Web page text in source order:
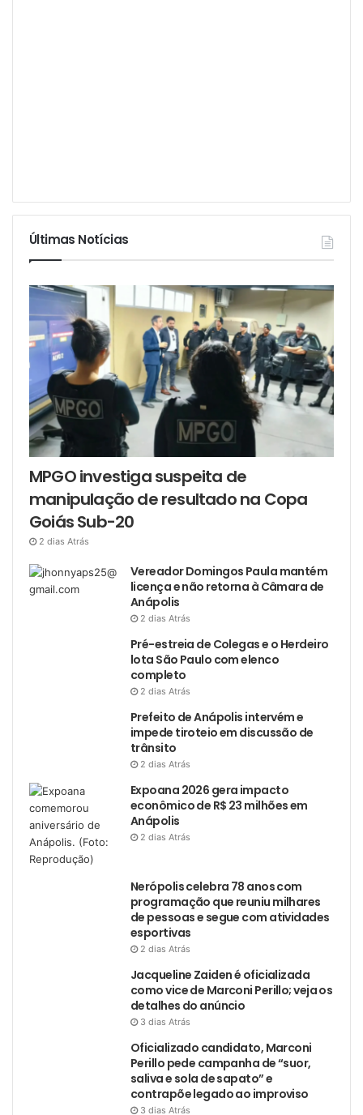
Últimas Notícias
MPGO investiga suspeita de
manipulação de resultado na Copa
Goiás Sub-20
2 dias Atrás
Vereador Domingos Paula mantém
licença e não retorna à Câmara de
Anápolis
2 dias Atrás
Pré-estreia de Colegas e o Herdeiro
lota São Paulo com elenco
completo
2 dias Atrás
Prefeito de Anápolis intervém e
impede tiroteio em discussão de
trânsito
2 dias Atrás
Expoana 2026 gera impacto
econômico de R$ 23 milhões em
Anápolis
2 dias Atrás
Nerópolis celebra 78 anos com
programação que reuniu milhares
de pessoas e segue com atividades
esportivas
2 dias Atrás
Jacqueline Zaiden é oficializada
como vice de Marconi Perillo; veja os
detalhes do anúncio
3 dias Atrás
Oficializado candidato, Marconi
Perillo pede campanha de “suor,
saliva e sola de sapato” e
contrapõe legado ao improviso
3 dias Atrás